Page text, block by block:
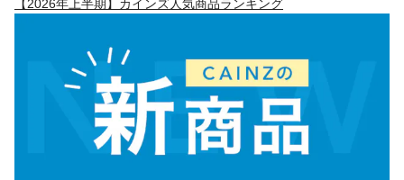
【2026年上半期】カインズ人気商品ランキング